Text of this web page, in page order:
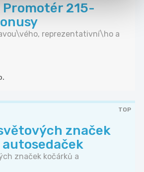
Promotér 215-
reprezentativní\ho a
TOP
značek
značek kočárků a